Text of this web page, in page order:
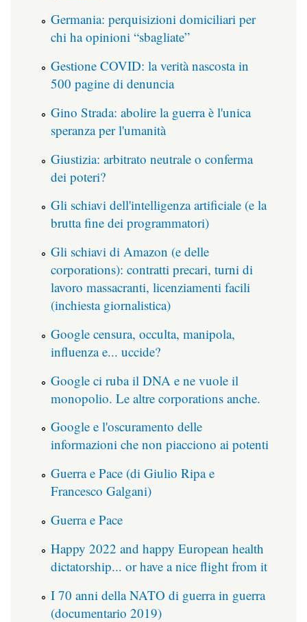
Germania: perquisizioni domiciliari per
chi ha opinioni “sbagliate”
Gestione COVID: la verità nascosta in
500 pagine di denuncia
Gino Strada: abolire la guerra è l'unica
speranza per l'umanità
Giustizia: arbitrato neutrale o conferma
dei poteri?
Gli schiavi dell'intelligenza artificiale (e la
brutta fine dei programmatori)
Gli schiavi di Amazon (e delle
corporations): contratti precari, turni di
lavoro massacranti, licenziamenti facili
(inchiesta giornalistica)
Google censura, occulta, manipola,
influenza e... uccide?
Google ci ruba il DNA e ne vuole il
monopolio. Le altre corporations anche.
Google e l'oscuramento delle
informazioni che non piacciono ai potenti
Guerra e Pace (di Giulio Ripa e
Francesco Galgani)
Guerra e Pace
Happy 2022 and happy European health
dictatorship... or have a nice flight from it
I 70 anni della NATO di guerra in guerra
(documentario 2019)